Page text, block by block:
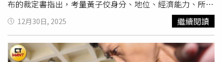
份」等語。當時劉珮瑄甚至在臉書上揚言要將對方電暈，並
疑似說要毒害對方。（圖／翻攝捍衛家庭學生聯盟臉書）新
竹地院認為，劉女所為已犯散布文字誹謗罪，審酌其學識甚
高、智識成熟，僅因出於私怨而未以理性、合法的方式為
之，接續散布貶抑告訴人陳美華名譽的文字，且始終否認犯
布的裁定書指出，考量黃子佼身分、地位、經濟能力、所造
成侵害、逃亡可能性，審酌他長年以來，有多次前往中國大
陸、香港、日本等地的入出境紀錄，若黃子佼得以自由出
境、出海，非無藉機逃亡的可能。裁定指出，黃子佼雖然有
固定住居所、近期無入出境紀錄、遵期到庭接受審判、已與
12月30日, 2025 繼續閱讀